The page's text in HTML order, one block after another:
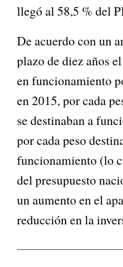
llegó al 58,5 % del
De acuerdo con un
plazo de diez años
en funcionamiento
en 2015, por cada
se destinaban a
por cada peso
funcionamiento (lo
del presupuesto
un aumento en el
reducción en la